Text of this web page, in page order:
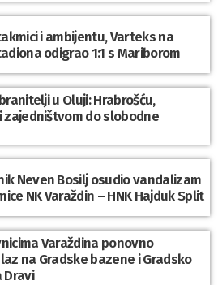
i ambijentu, Varteks na
odigrao 1:1 s Mariborom
u Oluji: Hrabrošću,
zajedništvom do slobodne
Neven Bosilj osudio vandalizam
NK Varaždin – HNK Hajduk Split
Varaždina ponovno
na Gradske bazene i Gradsko
Dravi